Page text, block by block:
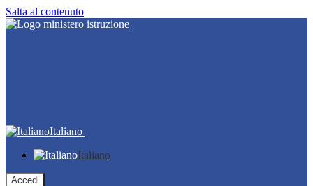
Salta al contenuto
Italiano
Italiano
Accedi